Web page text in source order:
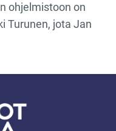
ohjelmistoon on
Turunen, jota Jan